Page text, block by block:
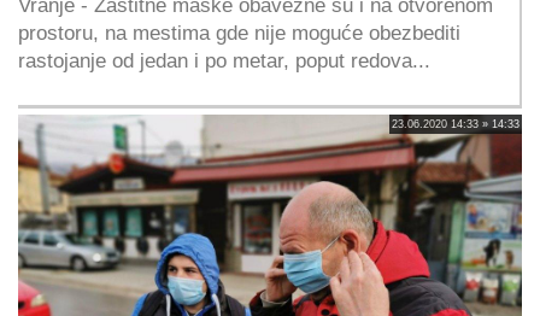
Vranje - Zaštitne maske obavezne su i na otvorenom
prostoru, na mestima gde nije moguće obezbediti
rastojanje od jedan i po metar, poput redova...
23.06.2020 14:33 » 14:33